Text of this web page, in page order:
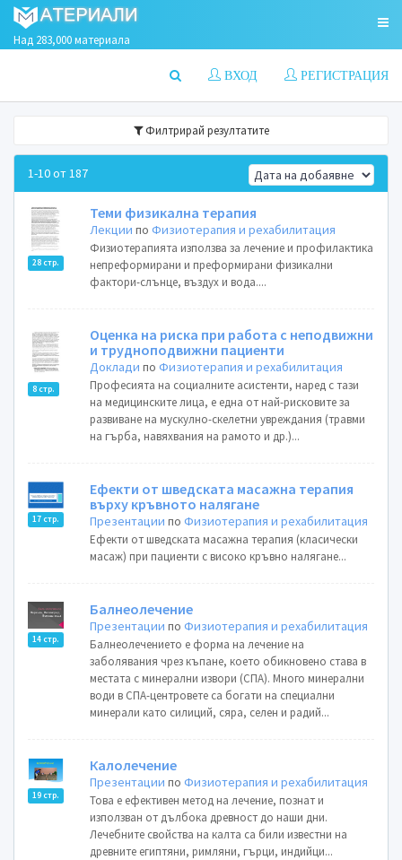
Над 283,000 материала
РЕГИСТРАЦИЯ
ВХОД
Филтрирай резултатите
1-10 от 187
28 стр.
Теми физикална терапия
Лекции поФизиотерапия и рехабилитация
Физиотерапията използва за лечение и профилактика
непреформирани и преформирани физикални
фактори-слънце, въздух и вода....
8 стр.
Оценка на риска при работа с неподвижни
и трудноподвижни пациенти
Доклади поФизиотерапия и рехабилитация
Професията на социалните асистенти, наред с тази
на медицинските лица, е една от най-рисковите за
развиване на мускулно-скелетни увреждания (травми
на гърба, навяхвания на рамото и др.)...
17 стр.
Ефекти от шведската масажна терапия
върху кръвното налягане
Презентации поФизиотерапия и рехабилитация
Ефекти от шведската масажна терапия (класически
масаж) при пациенти с високо кръвно налягане...
14 стр.
Балнеолечение
Презентации поФизиотерапия и рехабилитация
Балнеолечението е форма на лечение на
заболявания чрез къпане, което обикновено става в
местата с минерални извори (СПА). Много минерални
води в СПА-центровете са богати на специални
минерали като силиций, сяра, селен и радий...
19 стр.
Калолечение
Презентации поФизиотерапия и рехабилитация
Това е ефективен метод на лечение, познат и
използван от дълбока древност до наши дни.
Лечебните свойства на калта са били известни на
древните египтяни, римляни, гърци, индийци...